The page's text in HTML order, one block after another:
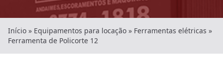
Início » Equipamentos para locação » Ferramentas elétricas »
Ferramenta de Policorte 12